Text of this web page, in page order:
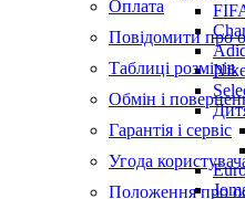
Оплата
Повідомити про
Таблиці розмірів
Обмін і
Гарантія і сервіс
Угода
Положення про